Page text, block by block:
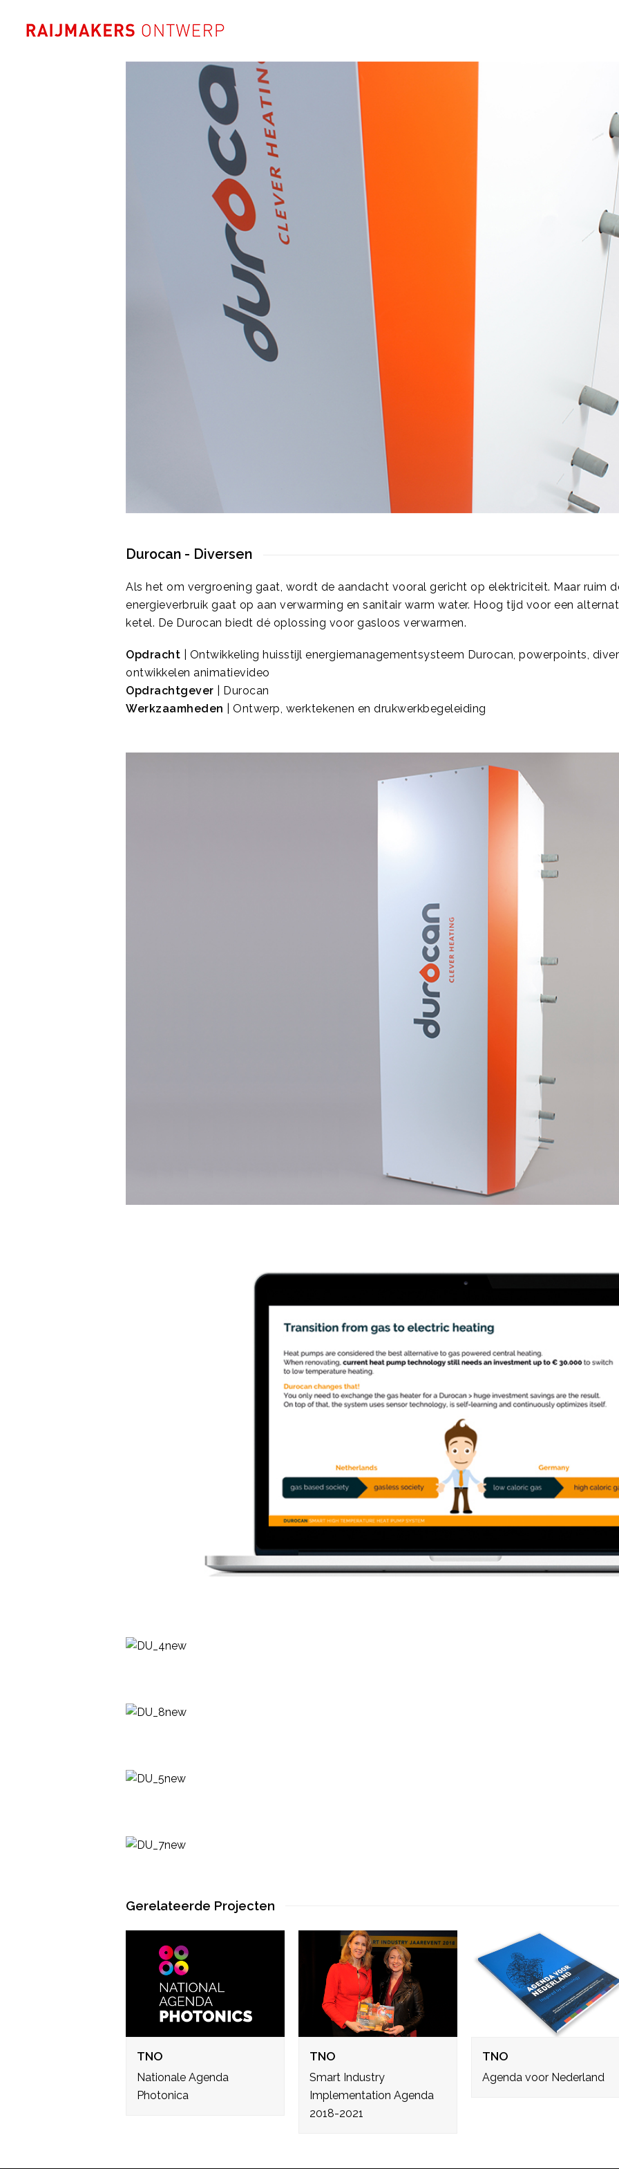
Durocan - Diversen
Als het om vergroening gaat, wordt de aandacht vooral gericht op elektriciteit. Maar ruim
energieverbruik gaat op aan verwarming en sanitair warm water. Hoog tijd voor een
ketel. De Durocan biedt dé oplossing voor gasloos verwarmen.
Opdracht
| Ontwikkeling huisstijl energiemanagementsysteem Durocan, powerpoints,
ontwikkelen animatievideo
Opdrachtgever | Durocan
Werkzaamheden | Ontwerp, werktekenen en drukwerkbegeleiding
Gerelateerde Projecten
TNO
Nationale Agenda
Photonica
TNO
Smart Industry
Implementation Agenda
2018-2021
TNO
Agenda voor Nederland